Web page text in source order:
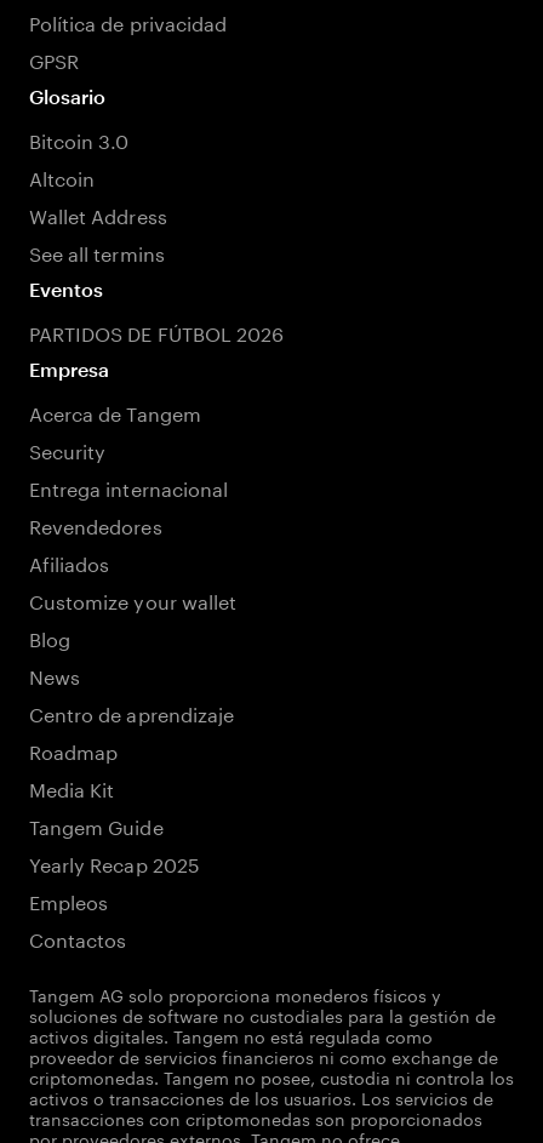
Política de privacidad
GPSR
Glosario
Bitcoin 3.0
Altcoin
Wallet Address
See all termins
Eventos
PARTIDOS DE FÚTBOL 2026
Empresa
Acerca de Tangem
Security
Entrega internacional
Revendedores
Afiliados
Customize your wallet
Blog
News
Centro de aprendizaje
Roadmap
Media Kit
Tangem Guide
Yearly Recap 2025
Empleos
Contactos
Tangem AG solo proporciona monederos físicos y
soluciones de software no custodiales para la gestión de
activos digitales. Tangem no está regulada como
proveedor de servicios financieros ni como exchange de
criptomonedas. Tangem no posee, custodia ni controla los
activos o transacciones de los usuarios. Los servicios de
transacciones con criptomonedas son proporcionados